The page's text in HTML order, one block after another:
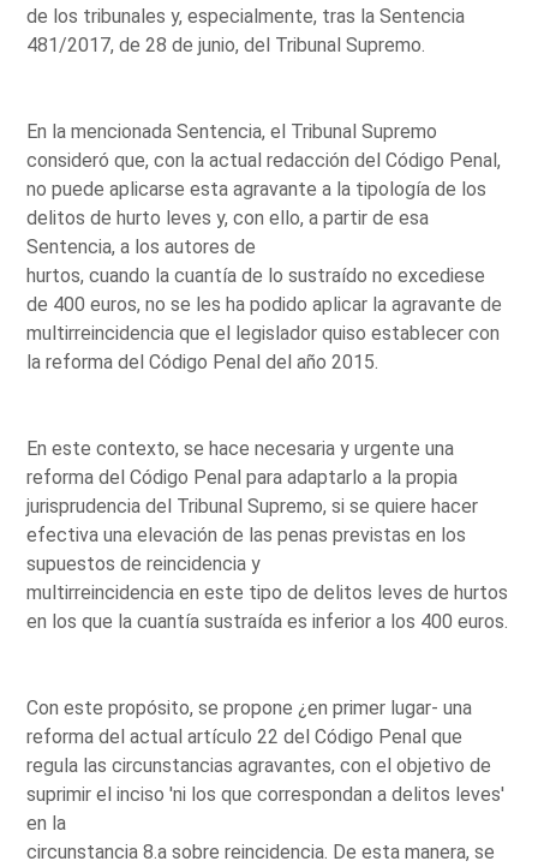
de los tribunales y, especialmente, tras la Sentencia
481/2017, de 28 de junio, del Tribunal Supremo.
En la mencionada Sentencia, el Tribunal Supremo
consideró que, con la actual redacción del Código Penal,
no puede aplicarse esta agravante a la tipología de los
delitos de hurto leves y, con ello, a partir de esa
Sentencia, a los autores de
hurtos, cuando la cuantía de lo sustraído no excediese
de 400 euros, no se les ha podido aplicar la agravante de
multirreincidencia que el legislador quiso establecer con
la reforma del Código Penal del año 2015.
En este contexto, se hace necesaria y urgente una
reforma del Código Penal para adaptarlo a la propia
jurisprudencia del Tribunal Supremo, si se quiere hacer
efectiva una elevación de las penas previstas en los
supuestos de reincidencia y
multirreincidencia en este tipo de delitos leves de hurtos
en los que la cuantía sustraída es inferior a los 400 euros.
Con este propósito, se propone ¿en primer lugar- una
reforma del actual artículo 22 del Código Penal que
regula las circunstancias agravantes, con el objetivo de
suprimir el inciso 'ni los que correspondan a delitos leves'
en la
circunstancia 8.a sobre reincidencia. De esta manera, se